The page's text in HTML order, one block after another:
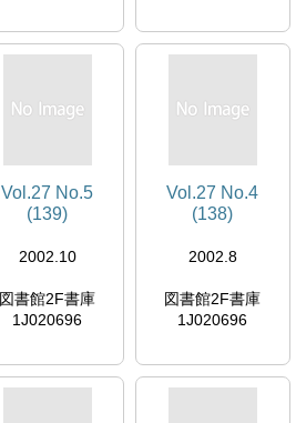
Vol.27 No.5
(139)
2002.10
図書館2F書庫
1J020696
Vol.27 No.4
(138)
2002.8
図書館2F書庫
1J020696